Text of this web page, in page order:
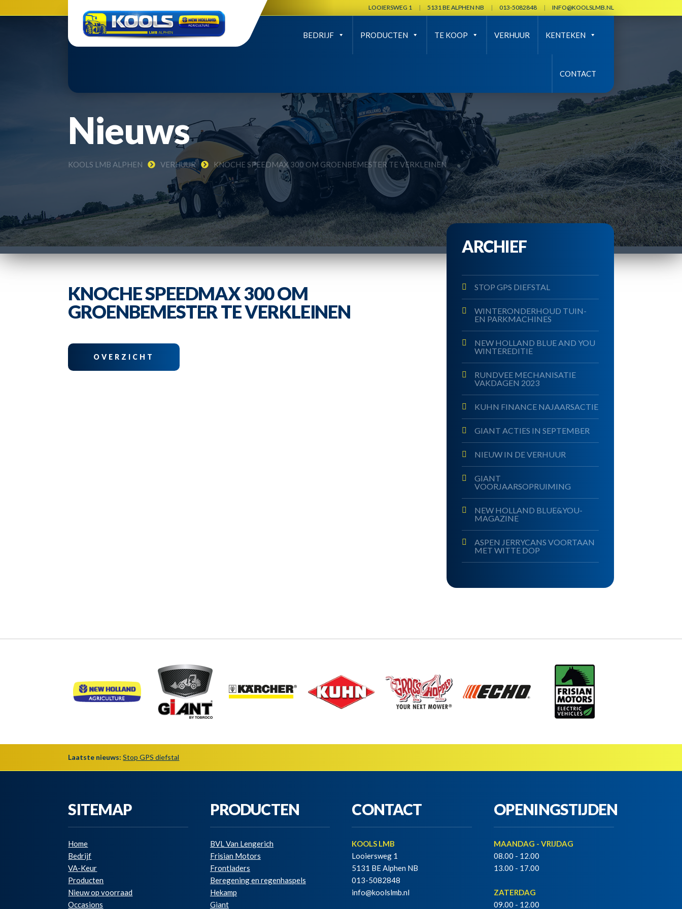
LOOIERSWEG 1 | 5131 BE ALPHEN NB | 013-5082848 | INFO@KOOLSLMB.NL
BEDRIJF PRODUCTEN TE KOOP VERHUUR KENTEKEN
CONTACT
Nieuws
KOOLS LMB ALPHEN VERHUUR KNOCHE SPEEDMAX 300 OM GROENBEMESTER TE VERKLEINEN
KNOCHE SPEEDMAX 300 OM
GROENBEMESTER TE VERKLEINEN
OVERZICHT
ARCHIEF
STOP GPS DIEFSTAL
WINTERONDERHOUD TUIN-
EN PARKMACHINES
NEW HOLLAND BLUE AND YOU
WINTEREDITIE
RUNDVEE MECHANISATIE
VAKDAGEN 2023
KUHN FINANCE NAJAARSACTIE
GIANT ACTIES IN SEPTEMBER
NIEUW IN DE VERHUUR
GIANT
VOORJAARSOPRUIMING
NEW HOLLAND BLUE&YOU-
MAGAZINE
ASPEN JERRYCANS VOORTAAN
MET WITTE DOP
Laatste nieuws: Stop GPS diefstal
SITEMAP
Home
Bedrijf
VA-Keur
Producten
Nieuw op voorraad
Occasions
PRODUCTEN
BVL Van Lengerich
Frisian Motors
Frontladers
Beregening en regenhaspels
Hekamp
Giant
CONTACT
KOOLS LMB
Looiersweg 1
5131 BE Alphen NB
013-5082848
info@koolslmb.nl
OPENINGSTIJDEN
MAANDAG - VRIJDAG
08.00 - 12.00
13.00 - 17.00
ZATERDAG
09.00 - 12.00